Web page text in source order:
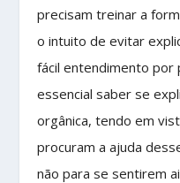
precisam treinar a
o intuito de evitar
fácil entendimento por
essencial saber se
orgânica, tendo em
procuram a ajuda
não para se sentirem